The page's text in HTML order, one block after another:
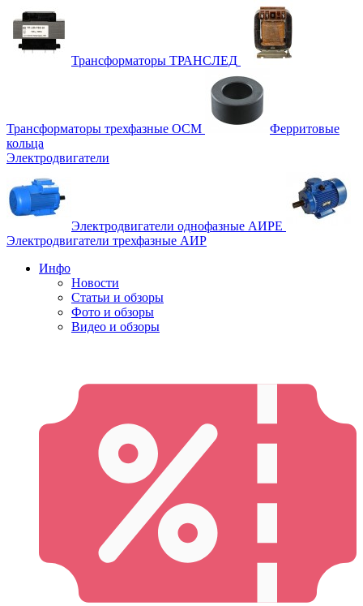
Трансформаторы ТРАНСЛЕД
Трансформаторы трехфазные ОСМ
Ферритовые
кольца
Электродвигатели
Электродвигатели однофазные АИРЕ
Электродвигатели трехфазные АИР
Инфо
Новости
Статьи и обзоры
Фото и обзоры
Видео и обзоры